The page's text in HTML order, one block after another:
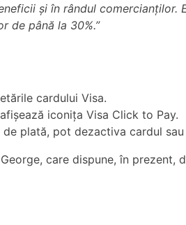
și în rândul comercianților.
de până la 30%.”
cardului Visa.
iconița Visa Click to Pay.
plată, pot dezactiva cardul
care dispune, în